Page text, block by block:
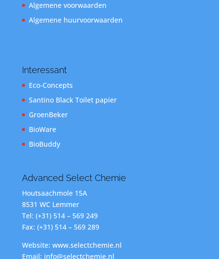
Algemene voorwaarden
Algemene huurvoorwaarden
Interessant
Eco-Concepts
Santino Black Toilet papier
GroenBeker
BioWare
BioBuddy
Advanced Select Chemie
Houtsaachmole 15A
8531 WC Lemmer
Tel: (+31) 514 – 569 249
Fax: (+31) 514 – 569 289
Website: www.selectchemie.nl
Email: info@selectchemie.nl